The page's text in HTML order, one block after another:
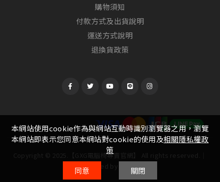
購物須知
付款方式及出貨說明
運送方式說明
退換貨政策
Copyright © 2025.【GXG電腦椅專賣官網】 All rights reserved.│
Designed by
Witting
本網站使用cookie作為與網站互動時識別瀏覽器之用，瀏覽
本網站即表示您同意本網站對cookie的使用及相關隱私權政
策
同意
關閉